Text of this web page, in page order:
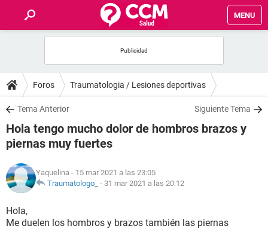
MENU
FOROS
SALUD
FAMILIA
NUTRICIÓN
SEXUALIDAD
Foros Traumatologia / Lesiones deportivas
Tema Anterior Siguiente Tema
Hola tengo mucho dolor de hombros brazos y
piernas muy fuertes
Yaquelina - 15 mar 2021 a las 23:05
Traumatologo_ - 31 mar 2021 a las 20:12
Hola,
Me duelen los hombros y brazos también las piernas